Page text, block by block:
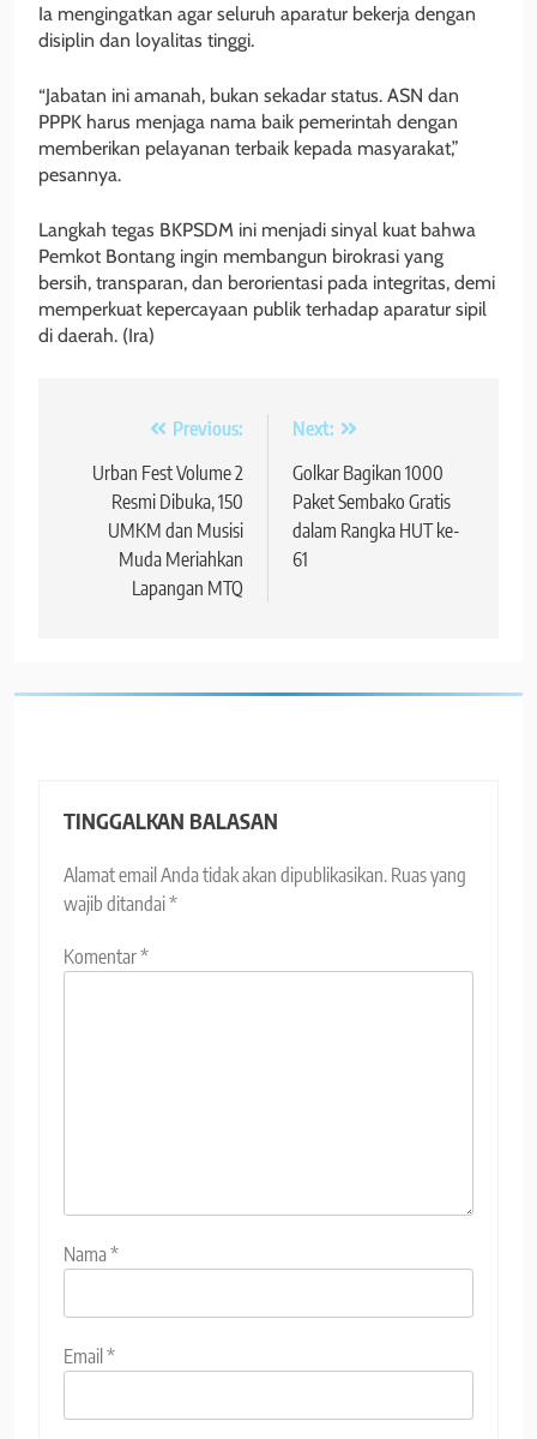
Ia mengingatkan agar seluruh aparatur bekerja dengan
disiplin dan loyalitas tinggi.
“Jabatan ini amanah, bukan sekadar status. ASN dan
PPPK harus menjaga nama baik pemerintah dengan
memberikan pelayanan terbaik kepada masyarakat,”
pesannya.
Langkah tegas BKPSDM ini menjadi sinyal kuat bahwa
Pemkot Bontang ingin membangun birokrasi yang
bersih, transparan, dan berorientasi pada integritas, demi
memperkuat kepercayaan publik terhadap aparatur sipil
di daerah. (Ira)
Navigasi
pos
Previous:
Urban Fest Volume 2
Resmi Dibuka, 150
UMKM dan Musisi
Muda Meriahkan
Lapangan MTQ
Next:
Golkar Bagikan 1000
Paket Sembako Gratis
dalam Rangka HUT ke-
61
TINGGALKAN BALASAN
Alamat email Anda tidak akan dipublikasikan. Ruas yang
wajib ditandai*
Komentar*
Nama*
Email*